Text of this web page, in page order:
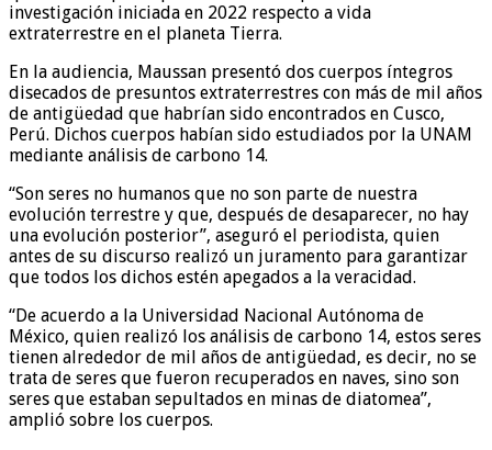
investigación iniciada en 2022 respecto a vida
extraterrestre en el planeta Tierra.
En la audiencia, Maussan presentó dos cuerpos íntegros
disecados de presuntos extraterrestres con más de mil años
de antigüedad que habrían sido encontrados en Cusco,
Perú. Dichos cuerpos habían sido estudiados por la UNAM
mediante análisis de carbono 14.
“Son seres no humanos que no son parte de nuestra
evolución terrestre y que, después de desaparecer, no hay
una evolución posterior”, aseguró el periodista, quien
antes de su discurso realizó un juramento para garantizar
que todos los dichos estén apegados a la veracidad.
“De acuerdo a la Universidad Nacional Autónoma de
México, quien realizó los análisis de carbono 14, estos seres
tienen alrededor de mil años de antigüedad, es decir, no se
trata de seres que fueron recuperados en naves, sino son
seres que estaban sepultados en minas de diatomea”,
amplió sobre los cuerpos.